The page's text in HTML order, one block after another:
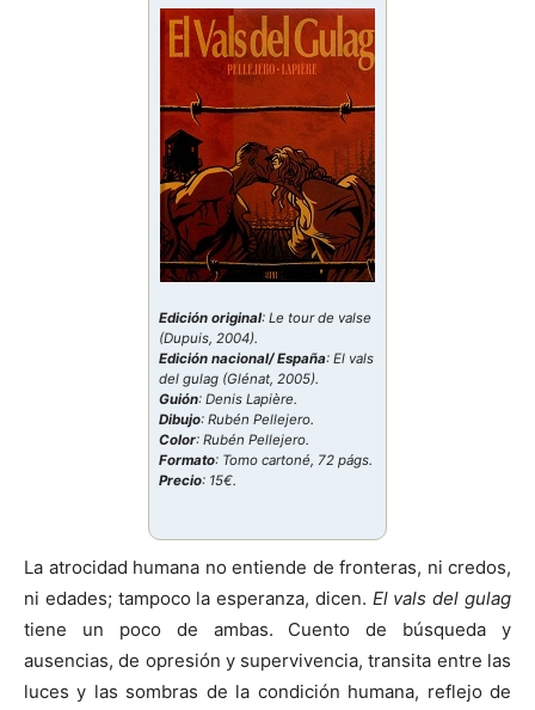
Edición original: Le tour de valse
(Dupuis, 2004).
Edición nacional/ España: El vals
del gulag (Glénat, 2005).
Guión: Denis Lapière.
Dibujo: Rubén Pellejero.
Color: Rubén Pellejero.
Formato: Tomo cartoné, 72 págs.
Precio: 15€.
La atrocidad humana no entiende de fronteras, ni credos,
ni edades; tampoco la esperanza, dicen. El vals del gulag
tiene un poco de ambas. Cuento de búsqueda y
ausencias, de opresión y supervivencia, transita entre las
luces y las sombras de la condición humana, reflejo de